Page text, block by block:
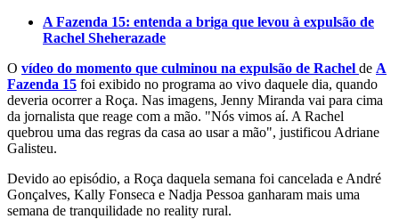
A Fazenda 15: entenda a briga que levou à expulsão de
Rachel Sheherazade
O vídeo do momento que culminou na expulsão de Rachel de A
Fazenda 15 foi exibido no programa ao vivo daquele dia, quando
deveria ocorrer a Roça. Nas imagens, Jenny Miranda vai para cima
da jornalista que reage com a mão. "Nós vimos aí. A Rachel
quebrou uma das regras da casa ao usar a mão", justificou Adriane
Galisteu.
Devido ao episódio, a Roça daquela semana foi cancelada e André
Gonçalves, Kally Fonseca e Nadja Pessoa ganharam mais uma
semana de tranquilidade no reality rural.